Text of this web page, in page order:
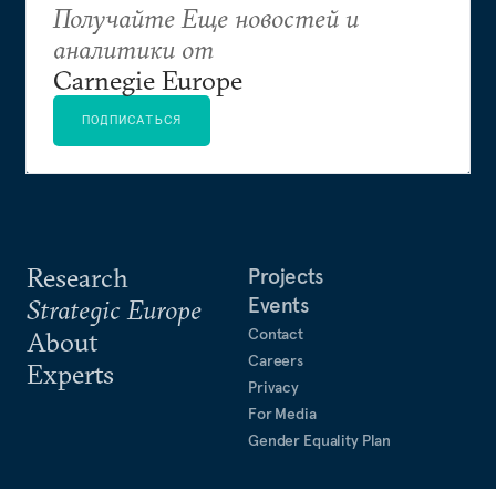
Research
Strategic Europe
About
Experts
Projects
Events
Contact
Careers
Privacy
For Media
Gender Equality Plan
Получайте Еще новостей и
аналитики от
Carnegie Europe
ПОДПИСАТЬСЯ